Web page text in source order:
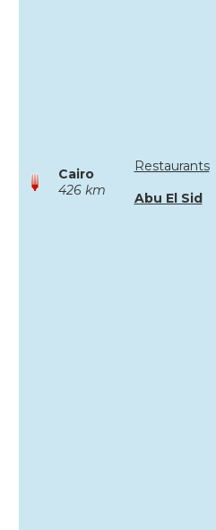
Cairo
426 km
Restaurants
Abu El Sid